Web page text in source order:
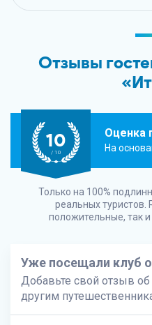
Отзывы
10
/ 10
Оценка
На
Только на 100%
реальных туристов.
положительные, так
Уже посещали клуб
Добавьте свой отзыв
другим